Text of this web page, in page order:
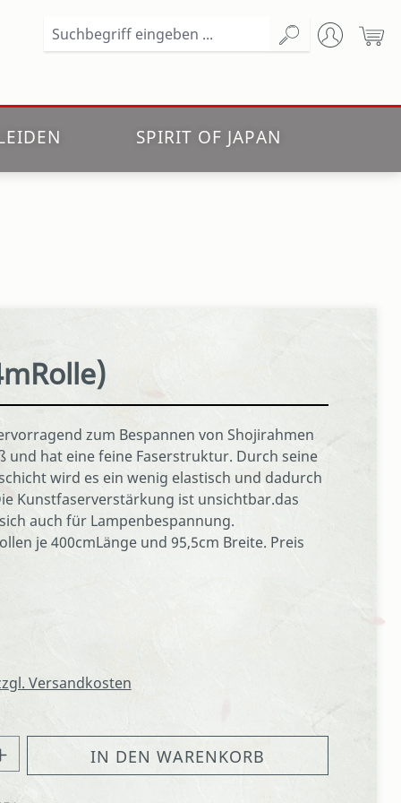
SPIRIT OF JAPAN
zum Bespannen von Shojirahmen
und hat eine feine Faserstruktur. Durch seine
wird es ein wenig elastisch und dadurch
Kunstfaserverstärkung ist unsichtbar.das
auch für Lampenbespannung.
je 400cmLänge und 95,5cm Breite. Preis
Versandkosten
Gib den gewünschten Wert ein
IN DEN WARENKORB